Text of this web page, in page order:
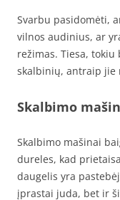
Svarbu pasidomėti,
vilnos audinius, ar
režimas. Tiesa,
skalbinių, antraip jie
Skalbimo
Skalbimo mašinai
dureles, kad
daugelis yra
įprastai juda, bet ir